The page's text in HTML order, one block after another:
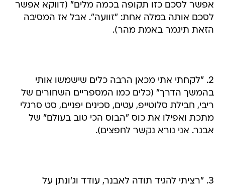
אפשר לסכם כזו תקופה בכמה מלים" (דווקא אפשר
לסכם אותה במלה אחת: "זוועה". אבל אז המסיבה
הזאת תיגמר באמת מהר).
2. "לקחתי אתי מכאן הרבה כלים שישמשו אותי
בהמשך הדרך" (כלים כמו המספריים השחורים של
ריבי, חבילת סלוטייפ, עטים, סכינים יפניים, סט סרגלי
מתכת ואפילו את כוס "הבוס הכי טוב בעולם" של
אבנר. אני נורא נקשר לחפצים).
3. "רציתי להגיד תודה לאבנר, עודד וג'ונתן על